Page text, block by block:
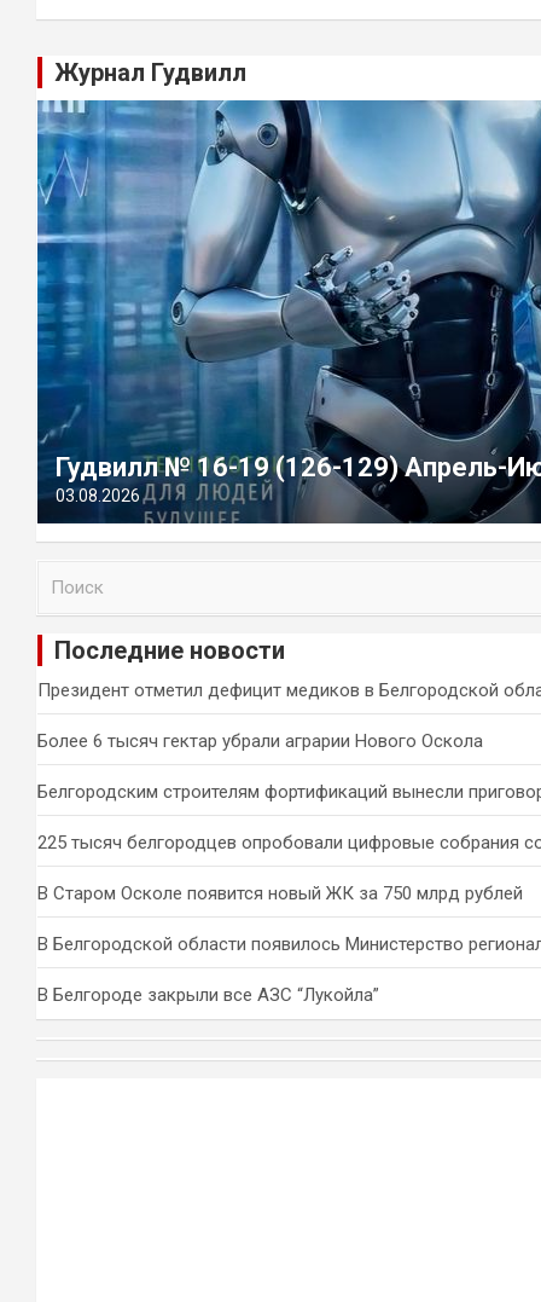
Журнал Гудвилл
Гудвилл № 16-19 (126-129) Апрель-
03.08.2026
и
Последние новости
Президент отметил дефицит медиков в Белгородской
Более 6 тысяч гектар убрали аграрии Нового Оскола
Белгородским строителям фортификаций вынесли
225 тысяч белгородцев опробовали цифровые собрания
В Старом Осколе появится новый ЖК за 750 млрд рублей
В Белгородской области появилось Министерство
В Белгороде закрыли все АЗС “Лукойла”